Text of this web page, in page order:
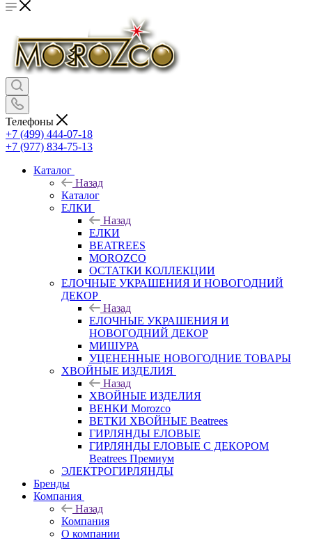
Телефоны
+7 (499) 444-07-18
+7 (977) 834-75-13
Каталог
Назад
Каталог
ЕЛКИ
Назад
ЕЛКИ
BEATREES
MOROZCO
ОСТАТКИ КОЛЛЕКЦИИ
ЕЛОЧНЫЕ УКРАШЕНИЯ И НОВОГОДНИЙ
ДЕКОР
Назад
ЕЛОЧНЫЕ УКРАШЕНИЯ И
НОВОГОДНИЙ ДЕКОР
МИШУРА
УЦЕНЕННЫЕ НОВОГОДНИЕ ТОВАРЫ
ХВОЙНЫЕ ИЗДЕЛИЯ
Назад
ХВОЙНЫЕ ИЗДЕЛИЯ
ВЕНКИ Morozco
ВЕТКИ ХВОЙНЫЕ Beatrees
ГИРЛЯНДЫ ЕЛОВЫЕ
ГИРЛЯНДЫ ЕЛОВЫЕ С ДЕКОРОМ
Beatrees Премиум
ЭЛЕКТРОГИРЛЯНДЫ
Бренды
Компания
Назад
Компания
О компании